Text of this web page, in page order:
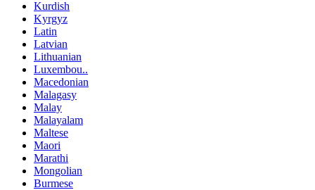
Kurdish
Kyrgyz
Latin
Latvian
Lithuanian
Luxembou..
Macedonian
Malagasy
Malay
Malayalam
Maltese
Maori
Marathi
Mongolian
Burmese